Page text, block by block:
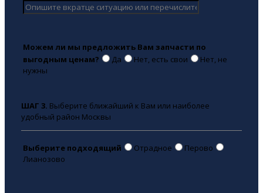
Можем ли мы предложить Вам запчасти по
выгодным ценам?
Да Нет, есть свои
Нет, не
нужны
ШАГ 3. Выберите ближайший к Вам или наиболее
удобный район Москвы
Выберите подходящий Отрадное
Перово
Лианозово